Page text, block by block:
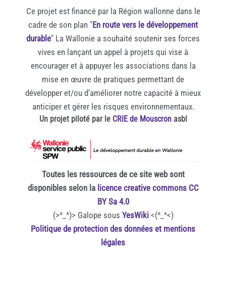
Ce projet est financé par la Région wallonne dans le
cadre de son plan "En route vers le développement
durable" La Wallonie a souhaité soutenir ses forces
vives en lançant un appel à projets qui vise à
encourager et à appuyer les associations dans la
mise en œuvre de pratiques permettant de
développer et/ou d’améliorer notre capacité à mieux
anticiper et gérer les risques environnementaux.
Un projet piloté par le CRIE de Mouscronasbl
Toutes les ressources de ce site web sont
disponibles selon la licence creative commons CC
BY Sa 4.0
(>^_^)> Galope sous YesWiki<(^_^<)
Politique de protection des données et mentions
légales